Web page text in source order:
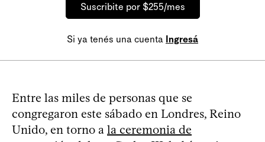
Suscribite por $255/mes
Si ya tenés una cuenta Ingresá
Entre las miles de personas que se
congregaron este sábado en Londres, Reino
Unido, en torno a la ceremonia de